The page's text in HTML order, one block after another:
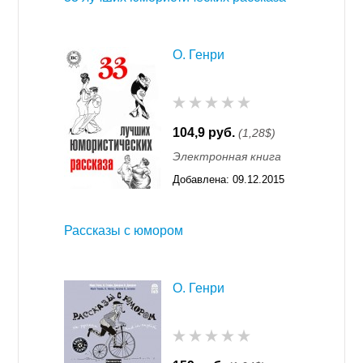
О. Генри
104,9 руб. (1,28$)
Электронная книга
Добавлена: 09.12.2015
Рассказы с юмором
О. Генри